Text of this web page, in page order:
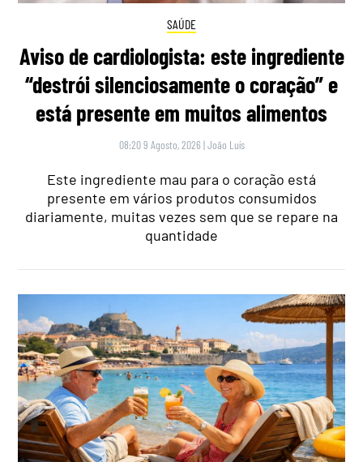
SAÚDE
Aviso de cardiologista: este ingrediente
“destrói silenciosamente o coração” e
está presente em muitos alimentos
08:20 9 Agosto, 2026 |João Luís
Este ingrediente mau para o coração está
presente em vários produtos consumidos
diariamente, muitas vezes sem que se repare na
quantidade